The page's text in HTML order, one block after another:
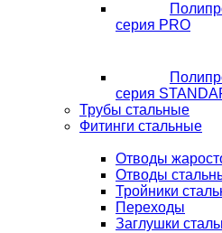
серия PRO
серия
Трубы стальные
Фитинги стальные
Отводы
Отводы
Тройники
Переходы
Заглушки